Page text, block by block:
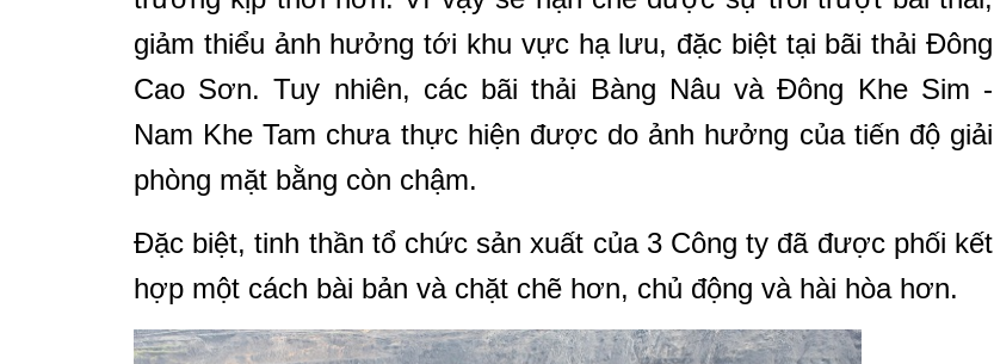
giảm thiểu ảnh hưởng tới khu vực hạ lưu, đặc biệt tại bãi thải Đông
Cao Sơn. Tuy nhiên, các bãi thải Bàng Nâu và Đông Khe Sim -
Nam Khe Tam chưa thực hiện được do ảnh hưởng của tiến độ giải
phòng mặt bằng còn chậm.
Đặc biệt, tinh thần tổ chức sản xuất của 3 Công ty đã được phối kết
hợp một cách bài bản và chặt chẽ hơn, chủ động và hài hòa hơn.